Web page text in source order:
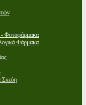
- Φυτοφάρμακα
Φάρμακα
Σκεύη